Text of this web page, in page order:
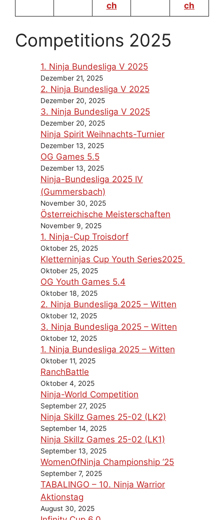
ch
ch
Competitions 2025
1. Ninja Bundesliga V 2025
Dezember 21, 2025
2. Ninja Bundesliga V 2025
Dezember 20, 2025
3. Ninja Bundesliga V 2025
Dezember 20, 2025
Ninja Spirit Weihnachts-Turnier
Dezember 13, 2025
OG Games 5.5
Dezember 13, 2025
Ninja-Bundesliga 2025 IV
(Gummersbach)
November 30, 2025
Österreichische Meisterschaften
November 9, 2025
1. Ninja-Cup Troisdorf
Oktober 25, 2025
Kletterninjas Cup Youth Series2025
Oktober 25, 2025
OG Youth Games 5.4
Oktober 18, 2025
2. Ninja Bundesliga 2025 – Witten
Oktober 12, 2025
3. Ninja Bundesliga 2025 – Witten
Oktober 12, 2025
1. Ninja Bundesliga 2025 – Witten
Oktober 11, 2025
RanchBattle
Oktober 4, 2025
Ninja-World Competition
September 27, 2025
Ninja Skillz Games 25-02 (LK2)
September 14, 2025
Ninja Skillz Games 25-02 (LK1)
September 13, 2025
WomenOfNinja Championship ’25
September 7, 2025
TABALINGO – 10. Ninja Warrior
Aktionstag
August 30, 2025